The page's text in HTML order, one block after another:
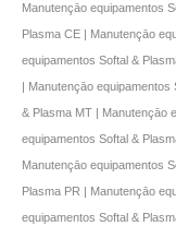
Manutençāo equipamentos
Plasma CE | Manutençāo
equipamentos Softal &
| Manutençāo
& Plasma MT | Manutençāo
equipamentos Softal &
Manutençāo equipamentos
Plasma PR | Manutençāo
equipamentos Softal &